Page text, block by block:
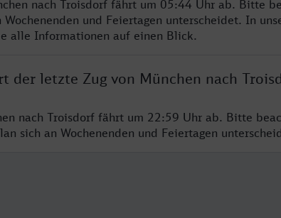
nach Troisdorf fährt um 05:44 Uhr ab. Bitte
und Feiertagen unterscheidet. In
alle Informationen auf einen Blick.
der letzte Zug von München nach
nach Troisdorf fährt um 22:59 Uhr ab. Bitte
sich an Wochenenden und Feiertagen